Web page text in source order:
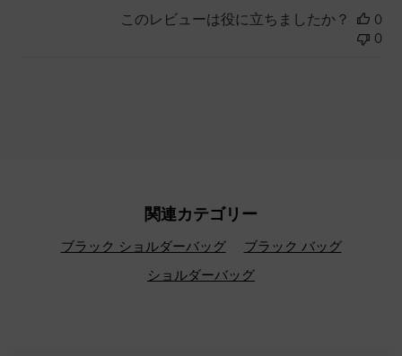
このレビューは役に立ちましたか？
0
0
関連カテゴリー
ブラック ショルダーバッグ
ブラック バッグ
ショルダーバッグ